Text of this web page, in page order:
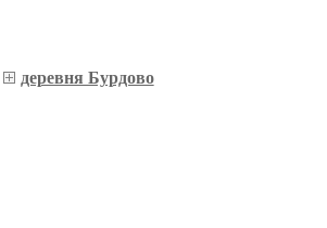
деревня Бурдово